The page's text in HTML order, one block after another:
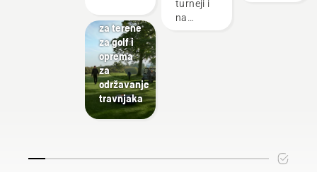
nam
novac i
vrijeme,
dok
nam
pomaže
da
za terene
za golf i
oprema
za
održavanje
travnjaka
Tour
turneji i
na
za